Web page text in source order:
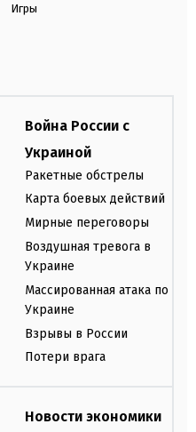
Игры
Война России с
Украиной
Ракетные обстрелы
Карта боевых действий
Мирные переговоры
Воздушная тревога в
Украине
Массированная атака по
Украине
Взрывы в России
Потери врага
Новости экономики